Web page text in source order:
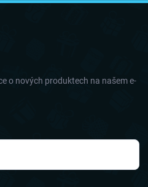
o nových produktech na našem e-